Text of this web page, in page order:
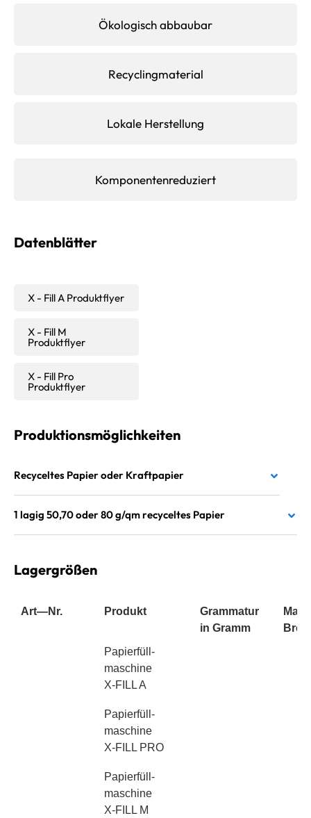
Ökologisch abbaubar
Recyclingmaterial
Lokale Herstellung
Komponentenreduziert
Datenblätter
X - Fill A Produktflyer
X - Fill M
Produktflyer
X - Fill Pro
Produktflyer
Produktionsmöglichkeiten
Recyceltes Papier oder Kraftpapier
1 lagig 50,70 oder 80 g/qm recyceltes Papier
Lagergrößen
Art—Nr. Produkt
Grammatur
in Gramm
Maße
Produkt
Papierfüll-
maschine
X-FILL A
Papierfüll-
maschine
X-FILL PRO
Papierfüll-
maschine
X-FILL M